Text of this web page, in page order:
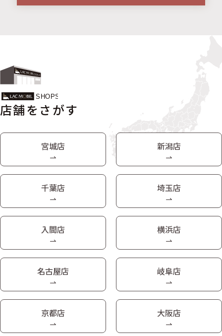
店舗をさがす
宮城店 新潟店
千葉店 埼玉店
入間店 横浜店
名古屋店 岐阜店
京都店 大阪店